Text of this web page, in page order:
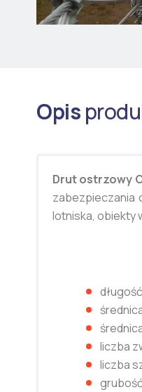
Opis
Drut ostrzowy
zabezpieczania
lotniska, obiekty
liczba
liczba